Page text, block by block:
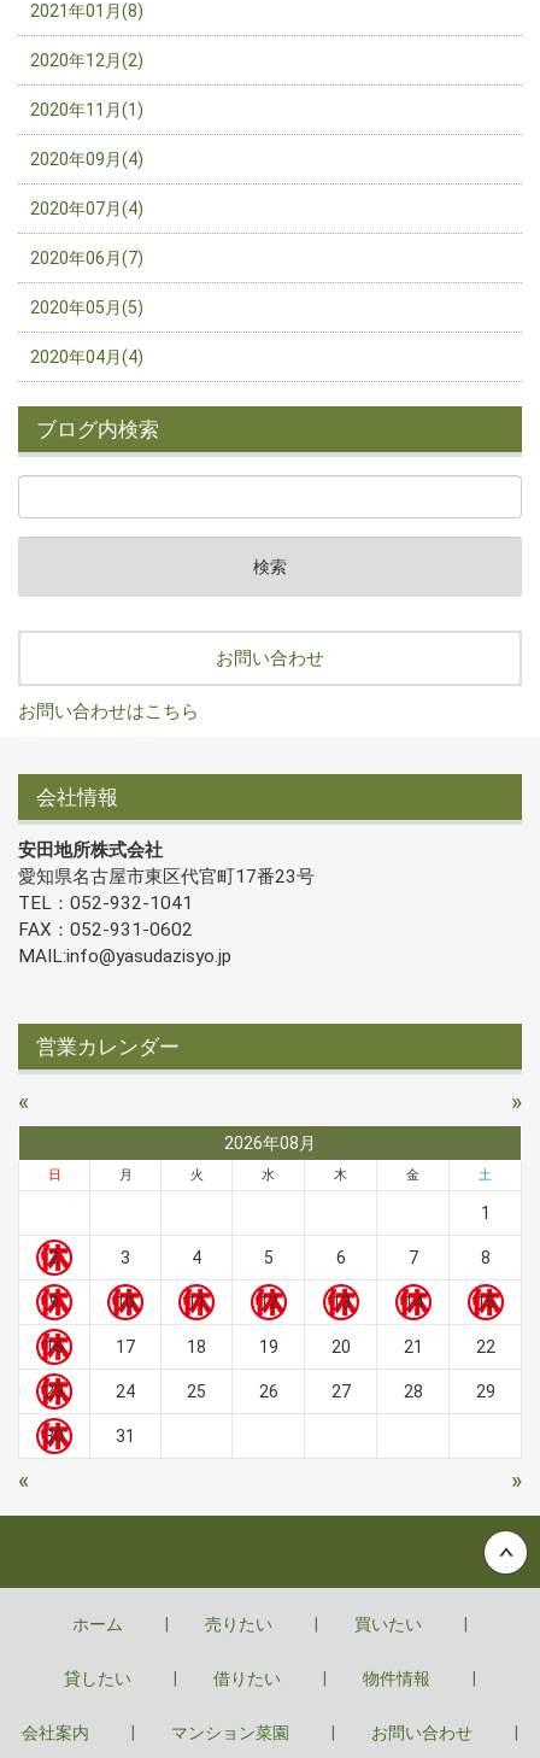
2021年01月(8)
2020年12月(2)
2020年11月(1)
2020年09月(4)
2020年07月(4)
2020年06月(7)
2020年05月(5)
2020年04月(4)
ブログ内検索
お問い合わせ
お問い合わせはこちら
会社情報
安田地所株式会社
愛知県名古屋市東区代官町17番23号
TEL：052-932-1041
FAX：052-931-0602
MAIL:info@yasudazisyo.jp
営業カレンダー
« »
2026年08月
日 月 火 水 木 金 土
1
2 3 4 5 6 7 8
9 10 11 12 13 14 15
16 17 18 19 20 21 22
23 24 25 26 27 28 29
30 31
« »
ホーム 売りたい 買いたい
貸したい 借りたい 物件情報
会社案内 マンション菜園 お問い合わせ